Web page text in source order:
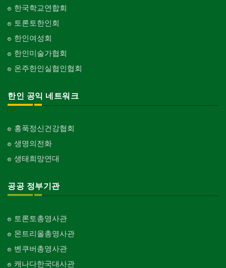
한국학교연합회
토론토한인회
한인여성회
한인미술가협회
온주한인실협인협회
한인 공익 네트워크
홍푹정신건강협회
생명의전화
생태희망연대
공공 정부기관
토론토총영사관
몬트리올총영사관
벤쿠버총영사관
캐나다한국대사관